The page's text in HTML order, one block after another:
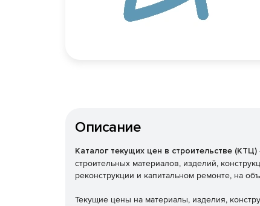
Описание
Каталог текущих цен в строительстве (КТЦ)
строительных материалов, изделий,
реконструкции и капитальном ремонте, на
Текущие цены на материалы, изделия,